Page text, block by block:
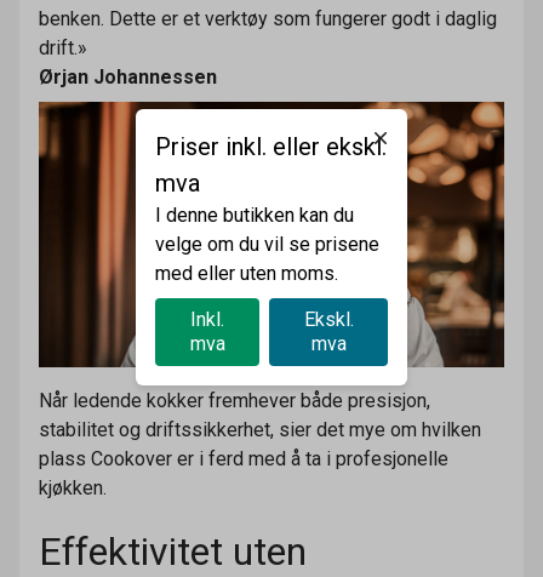
benken. Dette er et verktøy som fungerer godt i daglig
drift.»
Ørjan Johannessen
Når ledende kokker fremhever både presisjon,
stabilitet og driftssikkerhet, sier det mye om hvilken
plass Cookover er i ferd med å ta i profesjonelle
kjøkken.
Effektivitet uten
Priser inkl. eller ekskl.
mva
I denne butikken kan du
velge om du vil se prisene
med eller uten moms.
Inkl.
mva
Ekskl.
mva